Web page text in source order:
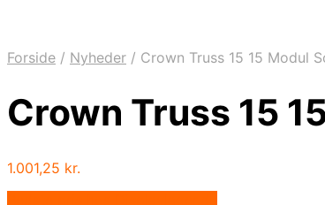
Forside / Nyheder / Crown Truss 15 15 Modul
Crown Truss 15
1.001,25 kr.